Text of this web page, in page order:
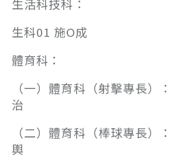
生活科技科：
生科01 施O成
體育科：
（一）體育科（射擊專長）
治
（二）體育科（棒球專長）
輿